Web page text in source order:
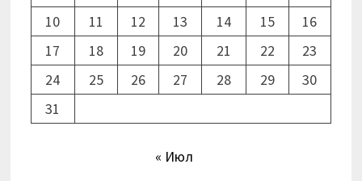
10
11 12 13 14 15
16
17
18 19 20 21 22
23
24
25 26 27 28 29
30
31
« Июл